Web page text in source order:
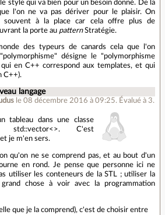
style qui va bien pour un besoin donné. De la
l'on ne va pas dériver pour le plaisir. On
souvent à la place car cela offre plus de
la porte au patternStratégie.
des typeurs de canards cela que l'on
désigne le "polymorphisme
qui en C++ correspond aux templates, et qui
C++).
langage
le 08 décembre 2016 à 09:25. Évalué à 3.
tableau dans une classe
std::vector<>. C'est
je m'en sers.
qu'on ne se comprend pas, et au bout d'un
en rond. Je pense que personne ici ne
utiliser les conteneurs de la STL ; utiliser la
chose à voir avec la programmation
que je la comprend), c'est de choisir entre